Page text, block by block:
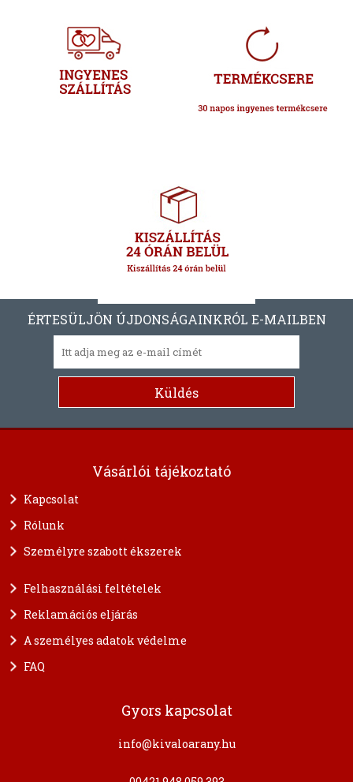
ÉRTESÜLJÖN ÚJDONSÁGAINKRÓL E-MAILBEN
Vásárlói tájékoztató
Kapcsolat
Rólunk
Személyre szabott ékszerek
Felhasználási feltételek
Reklamációs eljárás
A személyes adatok védelme
FAQ
Gyors kapcsolat
info@kivaloarany.hu